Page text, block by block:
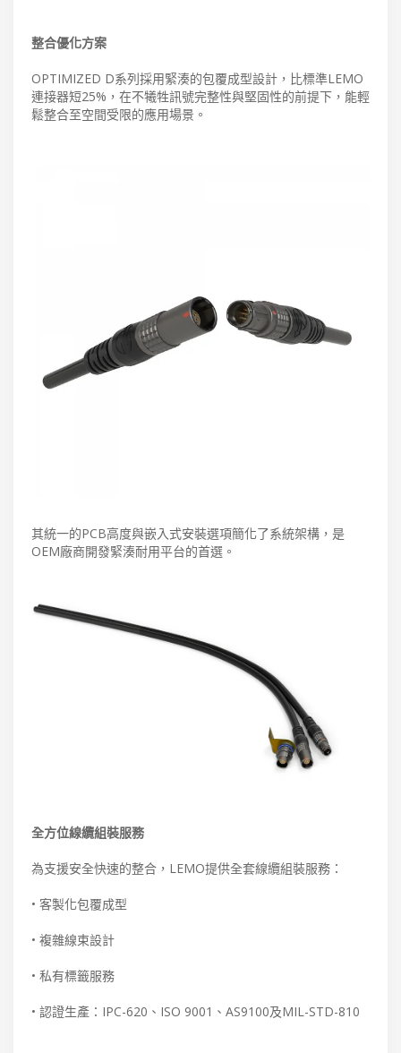
整合優化方案
OPTIMIZED D系列採用緊湊的包覆成型設計，比標準LEMO
連接器短25%，在不犧牲訊號完整性與堅固性的前提下，能輕
鬆整合至空間受限的應用場景。
其統一的PCB高度與嵌入式安裝選項簡化了系統架構，是
OEM廠商開發緊湊耐用平台的首選。
全方位線纜組裝服務
為支援安全快速的整合，LEMO提供全套線纜組裝服務：
• 客製化包覆成型
• 複雜線束設計
• 私有標籤服務
• 認證生產：IPC-620、ISO 9001、AS9100及MIL-STD-810